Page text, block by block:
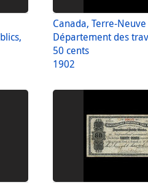
Canada, Terre-
Département des
50 cents
1902